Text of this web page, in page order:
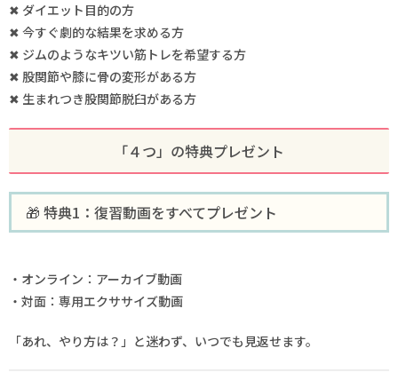
✖ ダイエット目的の方
✖ 今すぐ劇的な結果を求める方
✖ ジムのようなキツい筋トレを希望する方
✖ 股関節や膝に骨の変形がある方
✖ 生まれつき股関節脱臼がある方
「４つ」の特典プレゼント
🎁 特典1：復習動画をすべてプレゼント
・オンライン：アーカイブ動画
・対面：専用エクササイズ動画
「あれ、やり方は？」と迷わず、いつでも見返せます。